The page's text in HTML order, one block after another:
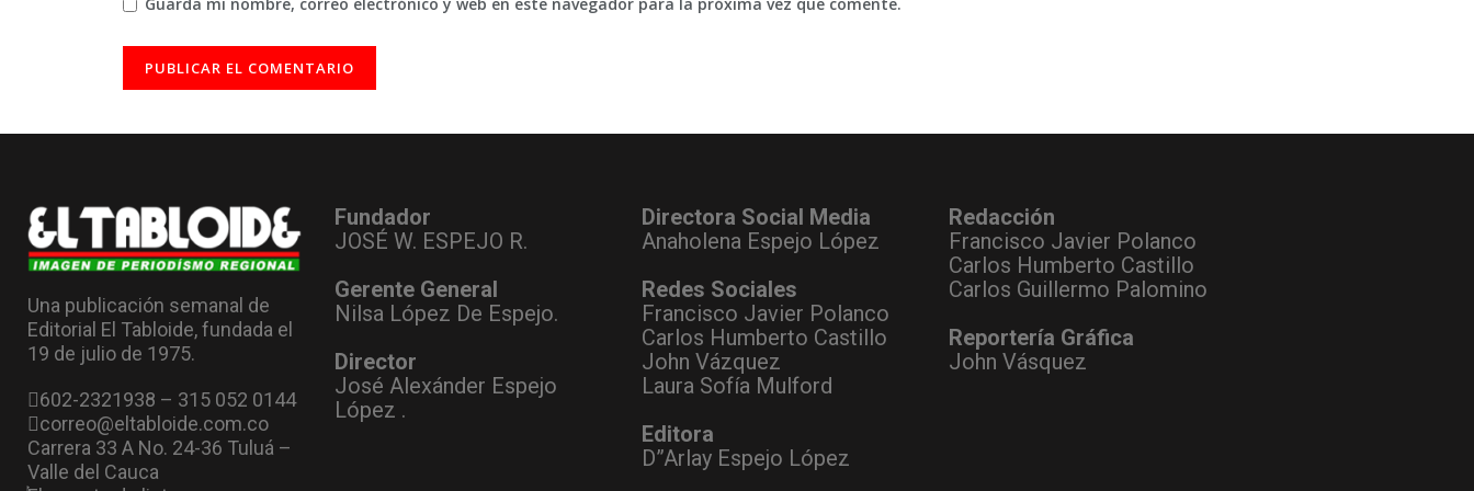
Una publicación semanal de
Editorial El Tabloide, fundada el
19 de julio de 1975.
602-2321938 – 315 052 0144
correo@eltabloide.com.co
Carrera 33 A No. 24-36 Tuluá –
Valle del Cauca
Fundador
JOSÉ W. ESPEJO R.
Gerente General
Nilsa López De Espejo.
Director
José Alexánder Espejo
López .
Directora Social Media
Anaholena Espejo López
Redes Sociales
Francisco Javier Polanco
Carlos Humberto Castillo
John Vázquez
Laura Sofía Mulford
Editora
D”Arlay Espejo López
Redacción
Francisco Javier Polanco
Carlos Humberto Castillo
Carlos Guillermo Palomino
Reportería Gráfica
John Vásquez